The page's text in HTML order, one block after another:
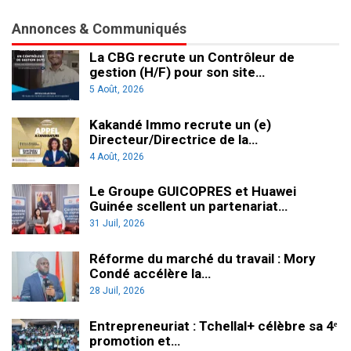
Annonces & Communiqués
La CBG recrute un Contrôleur de
gestion (H/F) pour son site…
5 Août, 2026
Kakandé Immo recrute un (e)
Directeur/Directrice de la…
4 Août, 2026
Le Groupe GUICOPRES et Huawei
Guinée scellent un partenariat…
31 Juil, 2026
Réforme du marché du travail : Mory
Condé accélère la…
28 Juil, 2026
Entrepreneuriat : Tchellal+ célèbre sa 4ᵉ
promotion et…